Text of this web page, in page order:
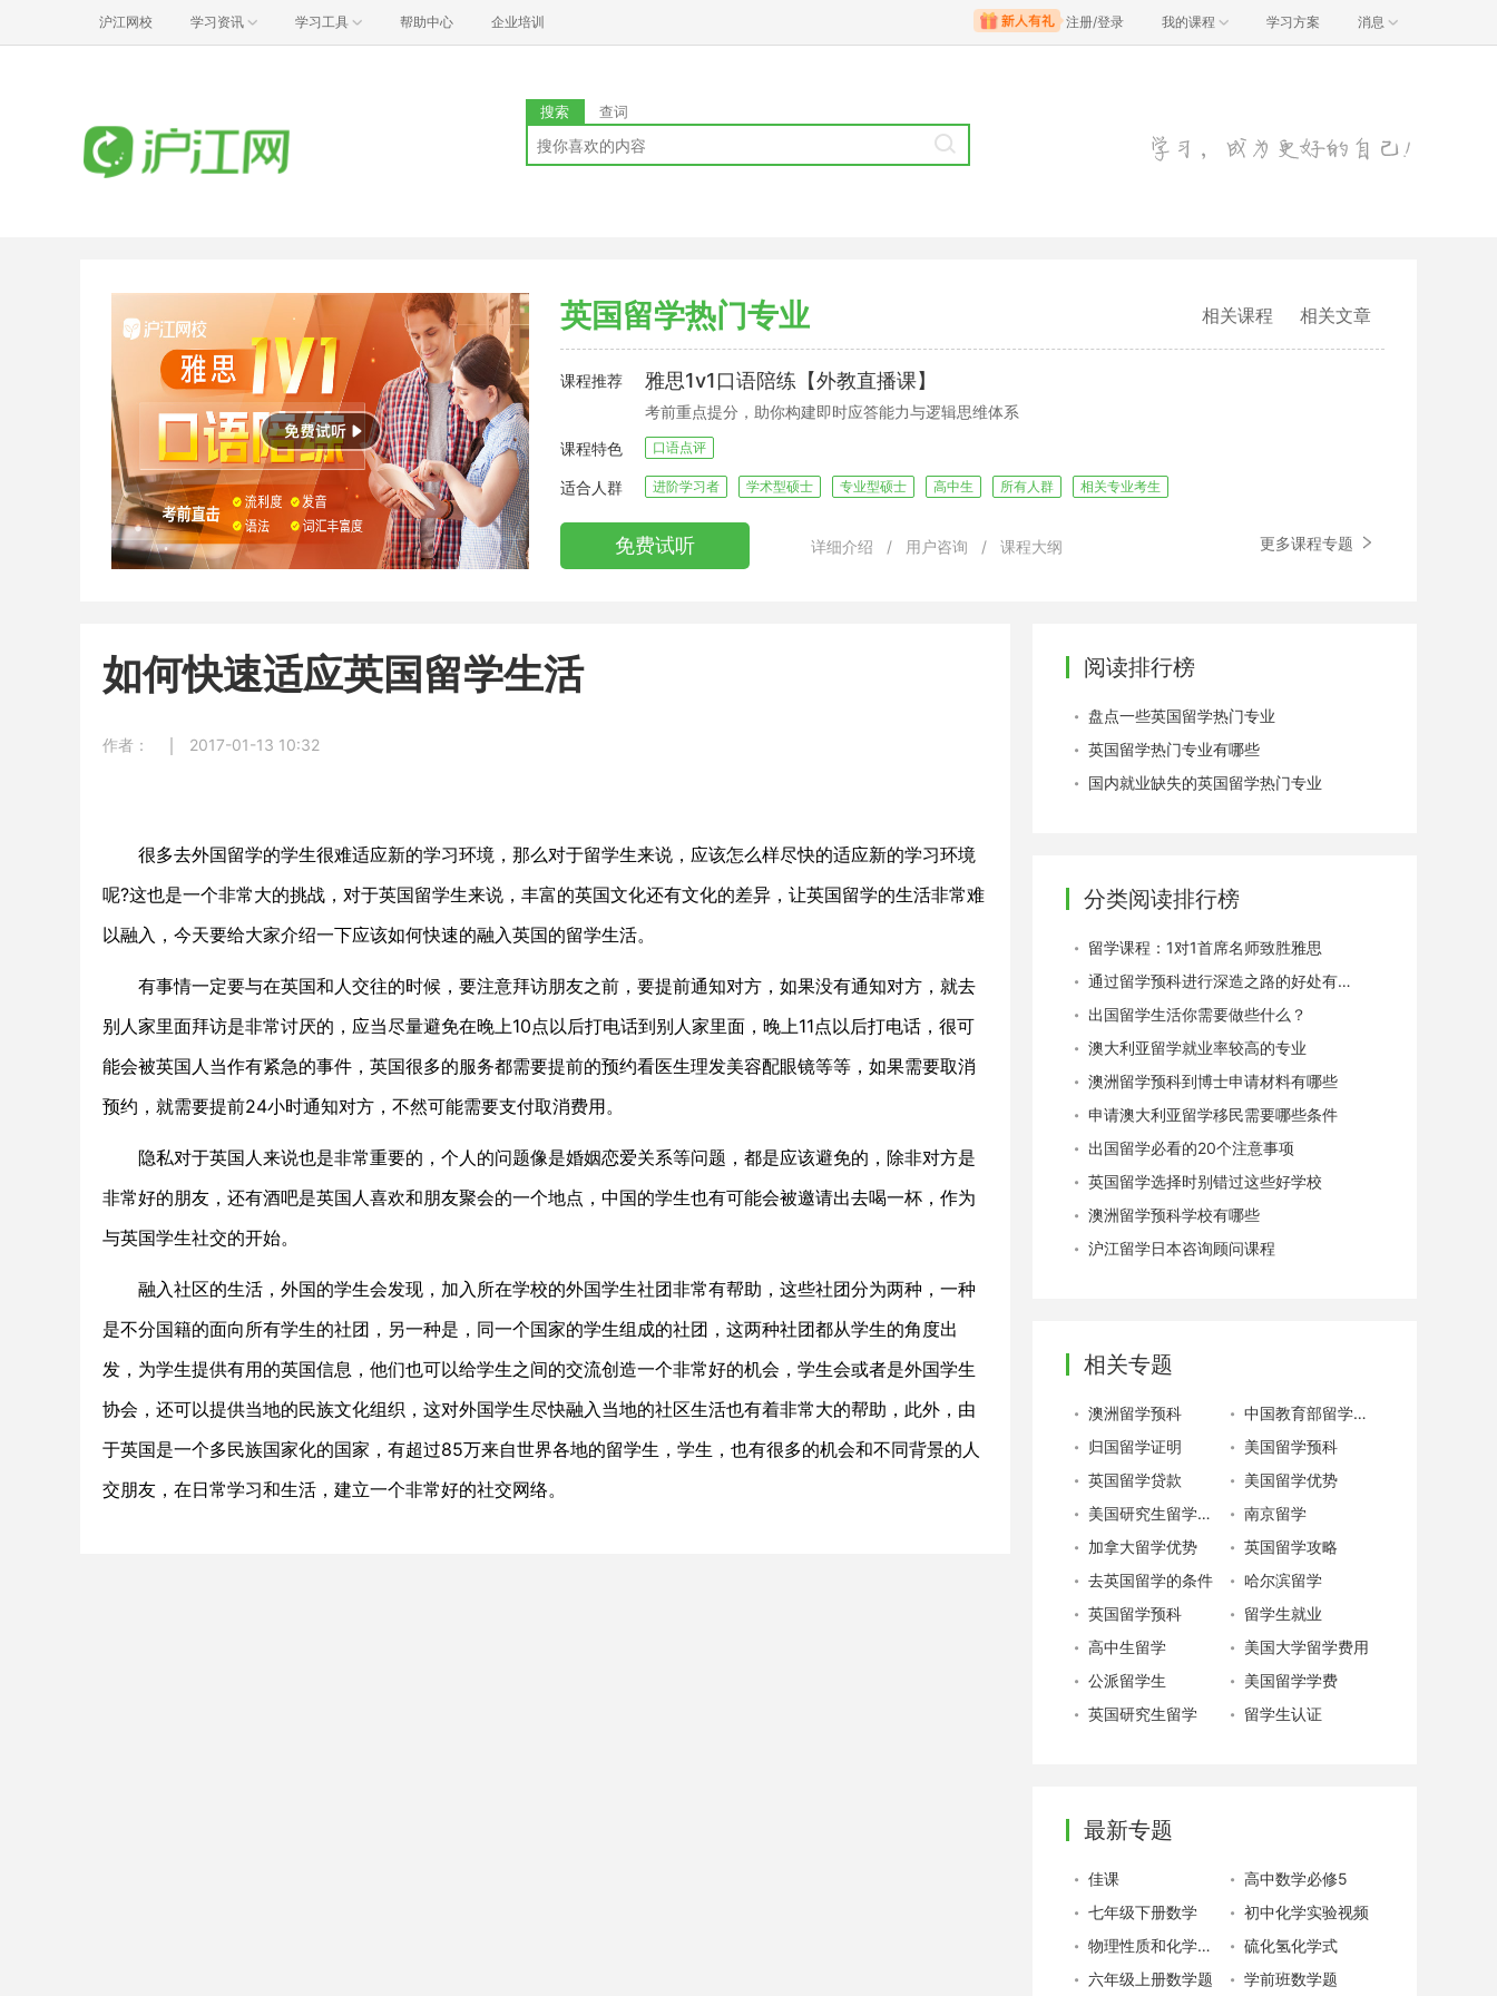
沪江网校 学习资讯 学习工具 帮助中心 企业培训 注册/登录 我的课程 学习方案 消息
搜索 查词
英国留学热门专业 相关文章
相关课程
课程推荐 雅思1v1口语陪练【外教直播课】
考前重点提分，助你构建即时应答能力与逻辑思维体系
课程特色
口语点评
适合人群 进阶学习者 学术型硕士 专业型硕士 高中生 所有人群 相关专业考生
免费试听 详细介绍 / 用户咨询 / 课程大纲 更多课程专题
如何快速适应英国留学生活
作者： 2017-01-13 10:32
很多去外国留学的学生很难适应新的学习环境，那么对于留学生来说，应该怎么样尽快的适应新的学习环境
呢?这也是一个非常大的挑战，对于英国留学生来说，丰富的英国文化还有文化的差异，让英国留学的生活非常难
以融入，今天要给大家介绍一下应该如何快速的融入英国的留学生活。
有事情一定要与在英国和人交往的时候，要注意拜访朋友之前，要提前通知对方，如果没有通知对方，就去
别人家里面拜访是非常讨厌的，应当尽量避免在晚上10点以后打电话到别人家里面，晚上11点以后打电话，很可
能会被英国人当作有紧急的事件，英国很多的服务都需要提前的预约看医生理发美容配眼镜等等，如果需要取消
预约，就需要提前24小时通知对方，不然可能需要支付取消费用。
隐私对于英国人来说也是非常重要的，个人的问题像是婚姻恋爱关系等问题，都是应该避免的，除非对方是
非常好的朋友，还有酒吧是英国人喜欢和朋友聚会的一个地点，中国的学生也有可能会被邀请出去喝一杯，作为
与英国学生社交的开始。
融入社区的生活，外国的学生会发现，加入所在学校的外国学生社团非常有帮助，这些社团分为两种，一种
是不分国籍的面向所有学生的社团，另一种是，同一个国家的学生组成的社团，这两种社团都从学生的角度出
发，为学生提供有用的英国信息，他们也可以给学生之间的交流创造一个非常好的机会，学生会或者是外国学生
协会，还可以提供当地的民族文化组织，这对外国学生尽快融入当地的社区生活也有着非常大的帮助，此外，由
于英国是一个多民族国家化的国家，有超过85万来自世界各地的留学生，学生，也有很多的机会和不同背景的人
交朋友，在日常学习和生活，建立一个非常好的社交网络。
阅读排行榜
盘点一些英国留学热门专业
英国留学热门专业有哪些
国内就业缺失的英国留学热门专业
分类阅读排行榜
留学课程：1对1首席名师致胜雅思
通过留学预科进行深造之路的好处有哪些
出国留学生活你需要做些什么？
澳大利亚留学就业率较高的专业
澳洲留学预科到博士申请材料有哪些
申请澳大利亚留学移民需要哪些条件
出国留学必看的20个注意事项
英国留学选择时别错过这些好学校
澳洲留学预科学校有哪些
沪江留学日本咨询顾问课程
相关专题
澳洲留学预科
中国教育部留学服务中心
归国留学证明
美国留学预科
英国留学贷款
美国留学优势
美国研究生留学费用
南京留学
加拿大留学优势
英国留学攻略
去英国留学的条件
哈尔滨留学
英国留学预科
留学生就业
高中生留学
美国大学留学费用
公派留学生
美国留学学费
英国研究生留学
留学生认证
最新专题
佳课
高中数学必修5
七年级下册数学
初中化学实验视频
物理性质和化学性质
硫化氢化学式
六年级上册数学题
学前班数学题